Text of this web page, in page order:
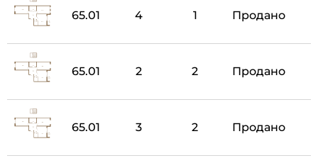
65.01 4 1 Продано
65.01 2 2 Продано
65.01 3 2 Продано